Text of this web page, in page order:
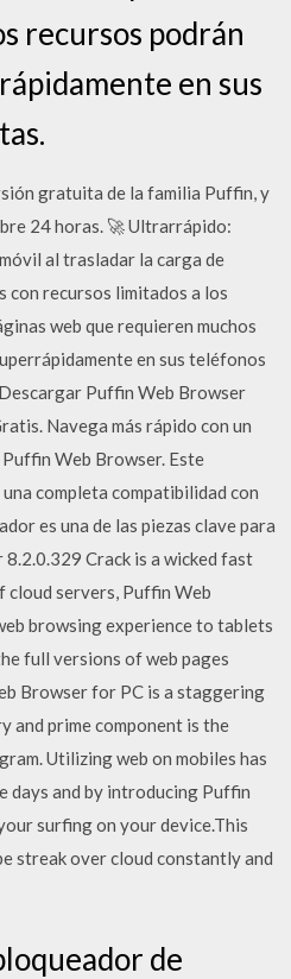
recursos podrán
en sus
gratuita de la familia Puffin, y
24 horas. 🚀 Ultrarrápido:
al trasladar la carga de
recursos limitados a los
web que requieren muchos
en sus teléfonos
Puffin Web Browser
Navega más rápido con un
Web Browser. Este
completa compatibilidad con
es una de las piezas clave para
Crack is a wicked fast
cloud servers, Puffin Web
browsing experience to tablets
full versions of web pages
Browser for PC is a staggering
and prime component is the
Utilizing web on mobiles has
days and by introducing Puffin
surfing on your device.This
streak over cloud constantly and
de